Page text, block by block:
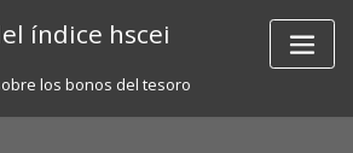
índice hscei
los bonos del tesoro